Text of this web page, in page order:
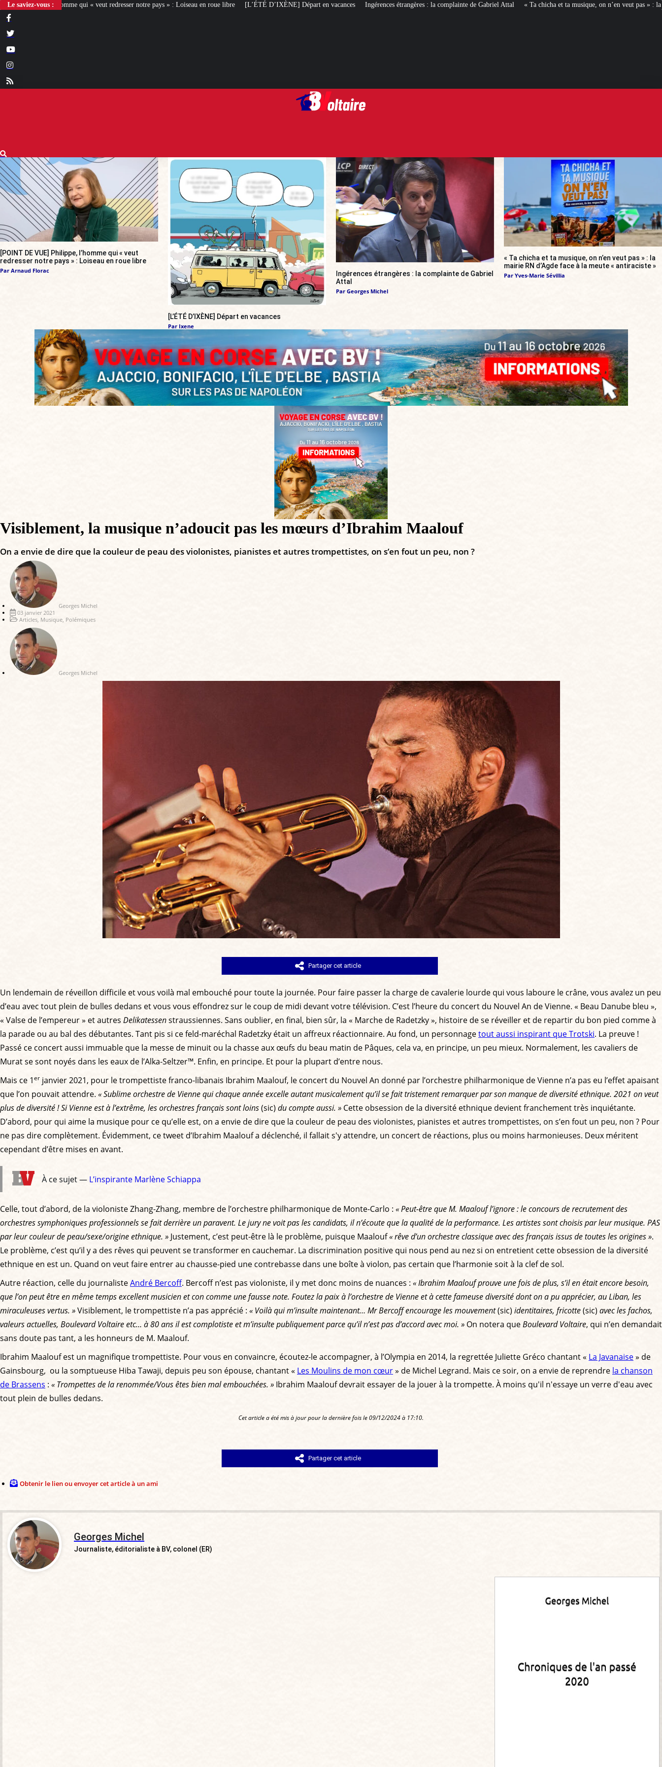
Le saviez-vous :
« veut redresser notre pays » : Loiseau en roue libre [L’ÉTÉ D’IXÈNE] Départ en vacances Ingérences étrangères : la complainte de Gabriel Attal « Ta chicha et ta musique, on n’en veut pas » : la mairie RN d’Agde face à
[POINT DE VUE] Philippe, l’homme qui « veut
redresser notre pays » : Loiseau en roue libre
Par Arnaud Florac
[L’ÉTÉ D’IXÈNE] Départ en vacances
Par Ixene
Ingérences étrangères : la complainte de Gabriel
Attal
Par Georges Michel
« Ta chicha et ta musique, on n’en veut pas » : la
mairie RN d’Agde face à la meute « antiraciste »
Par Yves-Marie Sévillia
Visiblement, la musique n’adoucit pas les mœurs d’Ibrahim Maalouf
On a envie de dire que la couleur de peau des violonistes, pianistes et autres trompettistes, on s’en fout un peu, non ?
Georges Michel
03 janvier 2021
Articles Musique Polémiques
Georges Michel
Partager cet article
Un lendemain de réveillon difficile et vous voilà mal embouché pour toute la journée. Pour faire passer la charge de cavalerie lourde qui vous laboure le crâne, vous avalez un peu
d’eau avec tout plein de bulles dedans et vous vous effondrez sur le coup de midi devant votre télévision. C’est l’heure du concert du Nouvel An de Vienne. « Beau Danube bleu »,
« Valse de l’empereur » et autres Delikatessenstraussiennes. Sans oublier, en final, bien sûr, la « Marche de Radetzky », histoire de se réveiller et de repartir du bon pied comme à
la parade ou au bal des débutantes. Tant pis si ce feld-maréchal Radetzky était un affreux réactionnaire. Au fond, un personnagetout aussi inspirant que Trotski. La preuve !
Passé ce concert aussi immuable que la messe de minuit ou la chasse aux œufs du beau matin de Pâques, cela va, en principe, un peu mieux. Normalement, les cavaliers de
Murat se sont noyés dans les eaux de l’Alka-Seltzer™. Enfin, en principe. Et pour la plupart d’entre nous.
Mais ce 1er janvier 2021, pour le trompettiste franco-libanais Ibrahim Maalouf, le concert du Nouvel An donné par l’orchestre philharmonique de Vienne n’a pas eu l’effet apaisant
que l’on pouvait attendre. « Sublime orchestre de Vienne qui chaque année excelle autant musicalement qu’il se fait tristement remarquer par son manque de diversité ethnique. 2021 on veut
plus de diversité ! Si Vienne est à l’extrême, les orchestres français sont loins(sic) du compte aussi. » Cette obsession de la diversité ethnique devient franchement très inquiétante.
D’abord, pour qui aime la musique pour ce qu’elle est, on a envie de dire que la couleur de peau des violonistes, pianistes et autres trompettistes, on s’en fout un peu, non ? Pour
ne pas dire complètement. Évidemment, ce tweet d’Ibrahim Maalouf a déclenché, il fallait s'y attendre, un concert de réactions, plus ou moins harmonieuses. Deux méritent
cependant d’être mises en avant.
À ce sujet — L’inspirante Marlène Schiappa
Celle, tout d’abord, de la violoniste Zhang-Zhang, membre de l’orchestre philharmonique de Monte-Carlo : « Peut-être que M. Maalouf l’ignore : le concours de recrutement des
orchestres symphoniques professionnels se fait derrière un paravent. Le jury ne voit pas les candidats, il n’écoute que la qualité de la performance. Les artistes sont choisis par leur musique. PAS
par leur couleur de peau/sexe/origine ethnique. » Justement, c’est peut-être là le problème, puisque Maalouf« rêve d’un orchestre classique avec des français issus de toutes les origines ».
Le problème, c’est qu’il y a des rêves qui peuvent se transformer en cauchemar. La discrimination positive qui nous pend au nez si on entretient cette obsession de la diversité
ethnique en est un. Quand on veut faire entrer au chausse-pied une contrebasse dans une boîte à violon, pas certain que l’harmonie soit à la clef de sol.
Autre réaction, celle du journalisteAndré Bercoff. Bercoff n’est pas violoniste, il y met donc moins de nuances : « Ibrahim Maalouf prouve une fois de plus, s’il en était encore besoin,
que l’on peut être en même temps excellent musicien et con comme une fausse note. Foutez la paix à l’orchestre de Vienne et à cette fameuse diversité dont on a pu apprécier, au Liban, les
miraculeuses vertus. »Visiblement, le trompettiste n’a pas apprécié : « Voilà qui m’insulte maintenant… Mr Bercoff encourage les mouvement(sic) identitaires, fricotte(sic) avec les fachos,
valeurs actuelles, Boulevard Voltaire etc… à 80 ans il est complotiste et m’insulte publiquement parce qu’il n’est pas d’accord avec moi. » On notera queBoulevard Voltaire, qui n’en demandait
sans doute pas tant, a les honneurs de M. Maalouf.
Ibrahim Maalouf est un magnifique trompettiste. Pour vous en convaincre, écoutez-le accompagner, à l’Olympia en 2014, la regrettée Juliette Gréco chantant « La Javanaise» de
Gainsbourg, ou la somptueuse Hiba Tawaji, depuis peu son épouse, chantant « Les Moulins de mon cœur» de Michel Legrand. Mais ce soir, on a envie de reprendre la chanson
de Brassens : « Trompettes de la renommée/Vous êtes bien mal embouchées. » Ibrahim Maalouf devrait essayer de la jouer à la trompette. À moins qu'il n'essaye un verre d'eau avec
tout plein de bulles dedans.
Cet article a été mis à jour pour la dernière fois le 09/12/2024 à 17:10.
Partager cet article
Obtenir le lien ou envoyer cet article à un ami
Georges Michel
Journaliste, éditorialiste à BV, colonel (ER)